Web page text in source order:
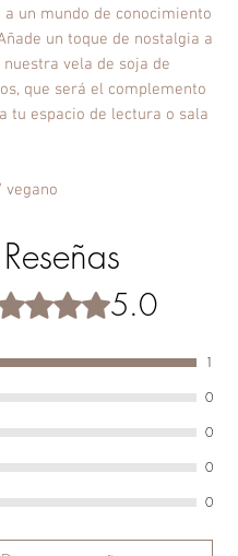
un mundo de conocimiento
un toque de nostalgia a
vela de soja de
que será el complemento
tu espacio de lectura o sala
vegano
Reseñas
5 de 5 estrellas.
5.0
1
0
0
0
0